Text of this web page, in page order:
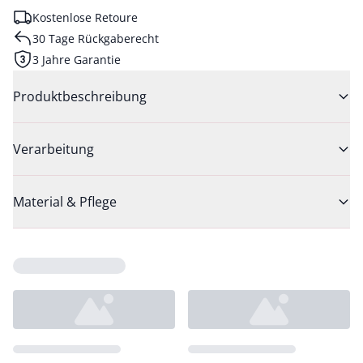
Kostenlose Retoure
30 Tage Rückgaberecht
3 Jahre Garantie
Produktbeschreibung
Verarbeitung
Material & Pflege